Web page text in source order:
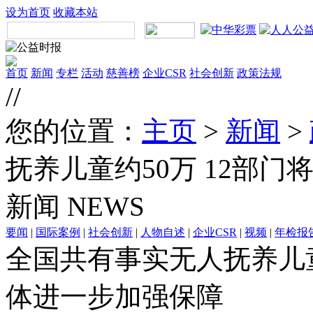
设为首页 收藏本站
首页 新闻 专栏 活动 慈善榜 企业CSR 社会创新 政策法规
//
您的位置： 主页 > 新闻 >
抚养儿童约50万 12部门
新闻 NEWS
要闻 | 国际案例 | 社会创新 | 人物自述 | 企业CSR | 视频 | 年检报
全国共有事实无人抚养
体进一步加强保障